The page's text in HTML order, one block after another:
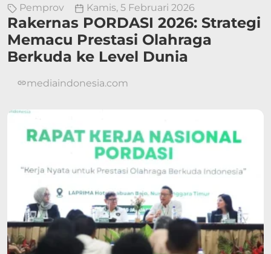
Pemprov Kamis, 5 Februari 2026
Rakernas PORDASI 2026: Strategi
Memacu Prestasi Olahraga
Berkuda ke Level Dunia
mediaindonesia.com